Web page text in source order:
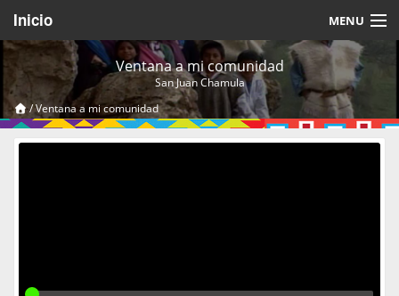
Inicio MENU
Acerca de
Videos Temáticos
Cerrar Sesión
Ventana a mi comunidad
San Juan Chamula
/Ventana a mi comunidad